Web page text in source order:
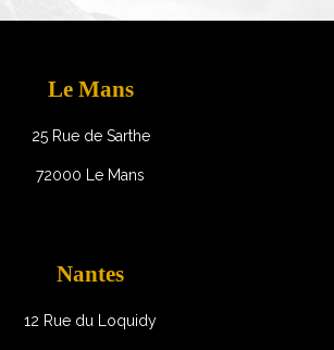
Le Mans
25 Rue de Sarthe
72000 Le Mans
Nantes
12 Rue du Loquidy